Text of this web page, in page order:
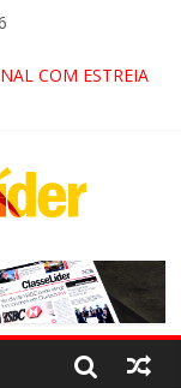
COM ESTREIA
NO FIM
NA RETA FINAL